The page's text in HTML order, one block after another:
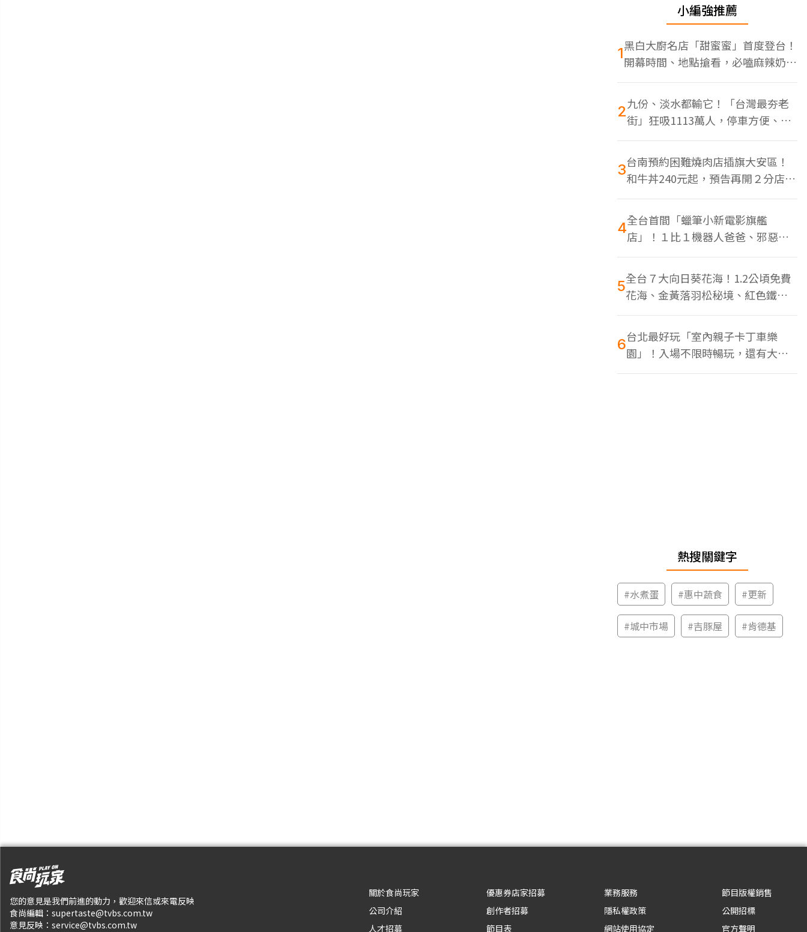
小編強推薦
1黑白大廚名店「甜蜜蜜」首度登台！
開幕時間、地點搶看，必嗑麻辣奶油
蝦
2九份、淡水都輸它！「台灣最夯老
街」狂吸1113萬人，停車方便、特
色美食多
3台南預約困難燒肉店插旗大安區！
和牛丼240元起，預告再開２分店、
地點曝光
4全台首間「蠟筆小新電影旗艦
店」！１比１機器人爸爸、邪惡正
男，百款周邊買翻
5全台７大向日葵花海！1.2公頃免費
花海、金黃落羽松秘境、紅色鐵橋
同框
6台北最好玩「室內親子卡丁車樂
園」！入場不限時暢玩，還有大螢
幕Switch遊戲區
熱搜關鍵字
#水煮蛋 #惠中蔬食 #更新
#城中市場 #吉豚屋 #肯德基
您的意見是我們前進的動力，歡迎來信或來電反映
食尚編輯： supertaste@tvbs.com.tw
意見反映： service@tvbs.com.tw
關於食尚玩家
公司介紹
人才招募
優惠券店家招募
創作者招募
節目表
業務服務
隱私權政策
網站使用協定
節目版權銷售
公開招標
官方聲明